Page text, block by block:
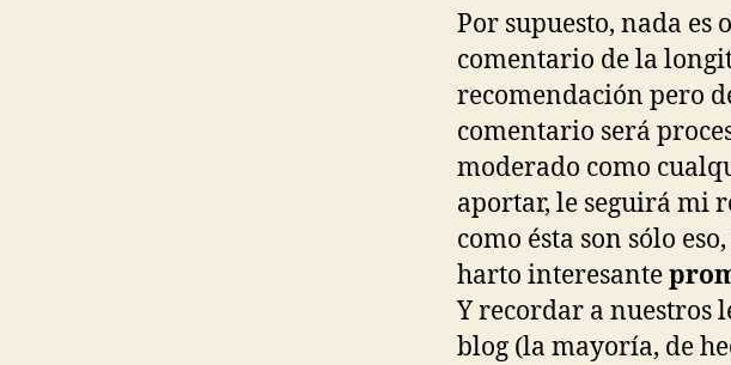
Por supuesto, nada
comentario de la
recomendación pero
comentario será
moderado como
aportar, le seguirá mi
como ésta son sólo
harto interesante
Y recordar a nuestros
blog (la mayoría, de